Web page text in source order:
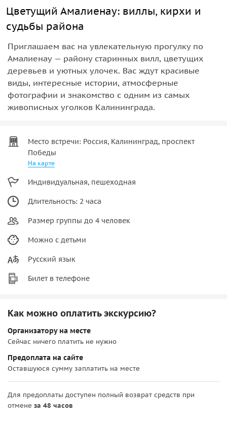
Цветущий Амалиенау: виллы, кирхи и
судьбы района
Приглашаем вас на увлекательную прогулку по
Амалиенау — району старинных вилл, цветущих
деревьев и уютных улочек. Вас ждут красивые
виды, интересные истории, атмосферные
фотографии и знакомство с одним из самых
живописных уголков Калининграда.
Место встречи: Россия, Калининград, проспект
Победы
На карте
Индивидуальная, пешеходная
Длительность: 2 часа
Размер группы до 4 человек
Можно с детьми
Русский язык
Билет в телефоне
Как можно оплатить экскурсию?
Организатору на месте
Сейчас ничего платить не нужно
Предоплата на сайте
Оставшуюся сумму заплатить на месте
Для предоплаты доступен полный возврат средств при
отмене за 48 часов